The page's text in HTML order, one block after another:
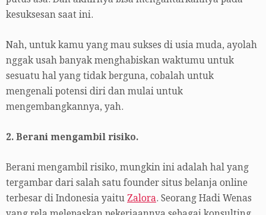
kesuksesan saat ini.
Nah, untuk kamu yang mau sukses di usia muda, ayolah
nggak usah banyak menghabiskan waktumu untuk
sesuatu hal yang tidak berguna, cobalah untuk
mengenali potensi diri dan mulai untuk
mengembangkannya, yah.
2. Berani mengambil risiko.
Berani mengambil risiko, mungkin ini adalah hal yang
tergambar dari salah satu founder situs belanja online
terbesar di Indonesia yaitu Zalora. Seorang Hadi Wenas